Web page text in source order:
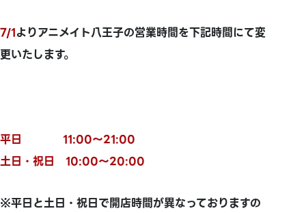
7/1よりアニメイト八王子の営業時間を下記時間にて変
更いたします。
平日 11:00～21:00
土日・祝日 10:00～20:00
※平日と土日・祝日で開店時間が異なっておりますの